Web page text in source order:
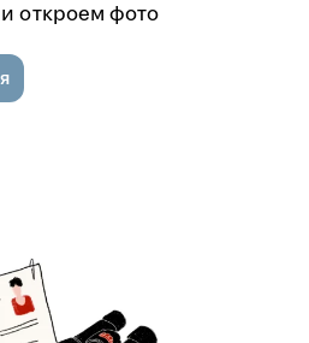
откроем фото